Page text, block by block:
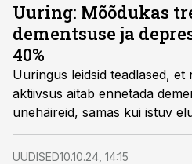
Uuring: Mõõdukas
dementsuse ja
40%
Uuringus leidsid teadlased,
aktiivsus aitab ennetada
unehäireid, samas kui istuv
54%.
UUDISED10.10.24, 14:15